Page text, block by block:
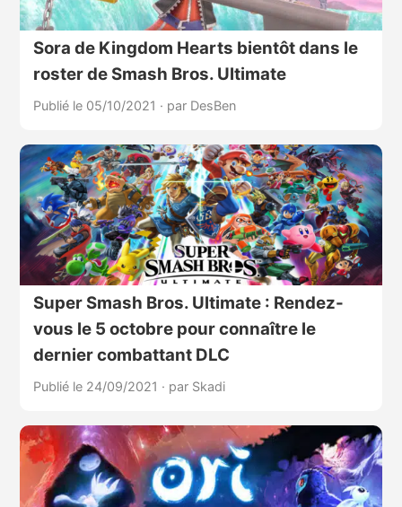
Sora de Kingdom Hearts bientôt dans le
roster de Smash Bros. Ultimate
Publié le 05/10/2021 · par DesBen
Super Smash Bros. Ultimate : Rendez-
vous le 5 octobre pour connaître le
dernier combattant DLC
Publié le 24/09/2021 · par Skadi